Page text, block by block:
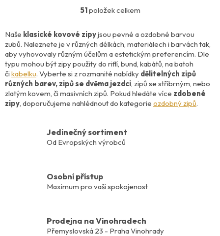
O
l
á
d
a
c
í
p
r
v
v
ý
u
51položek celkem
Naše klasické kovové zipyjsou pevné a ozdobné barvou
zubů. Naleznete je v různých délkách, materiálech i barvách tak,
aby vyhovovaly různým účelům a estetickým preferencím. Dle
typu mohou být zipy použity do riflí, bund, kabátů, nabatoh
či kabelku. Vyberte si z rozmanité nabídky dělitelných zipů
různých barev, zipů se dvěma jezdci, zipů se stříbrným, nebo
zlatým kovem, či masivních zipů. Pokud hledáte více zdobené
zipy, doporučujeme nahlédnout do kategorie ozdobný zipů.
Jedinečný sortiment
Od Evropských výrobců
Osobní přístup
Maximum pro vaši spokojenost
Prodejna na Vinohradech
Přemyslovská 23 - Praha Vinohrady